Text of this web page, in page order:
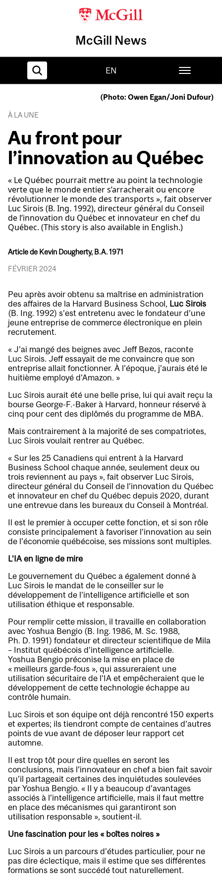
McGill News
EN
Home
(Photo: Owen Egan/Joni Dufour)
À LA UNE
Au front pour
l’innovation au Québec
« Le Québec pourrait mettre au point la technologie
verte que le monde entier s’arracherait ou encore
révolutionner le monde des transports », fait observer
Luc Sirois (B. Ing. 1992), directeur général du Conseil
de l’innovation du Québec et innovateur en chef du
Québec. (This story is also available in English.)
Article de Kevin Dougherty, B.A. 1971
FÉVRIER 2024
Peu après avoir obtenu sa maîtrise en administration
des affaires de la Harvard Business School, Luc Sirois
(B. Ing. 1992) s’est entretenu avec le fondateur d’une
jeune entreprise de commerce électronique en plein
recrutement.
« J’ai mangé des beignes avec Jeff Bezos, raconte
Luc Sirois. Jeff essayait de me convaincre que son
entreprise allait fonctionner. À l’époque, j’aurais été le
huitième employé d’Amazon. »
Luc Sirois aurait été une belle prise, lui qui avait reçu la
bourse George-F.-Baker à Harvard, honneur réservé à
cinq pour cent des diplômés du programme de MBA.
Mais contrairement à la majorité de ses compatriotes,
Luc Sirois voulait rentrer au Québec.
« Sur les 25 Canadiens qui entrent à la Harvard
Business School chaque année, seulement deux ou
trois reviennent au pays », fait observer Luc Sirois,
directeur général du Conseil de l’innovation du Québec
et innovateur en chef du Québec depuis 2020, durant
une entrevue dans les bureaux du Conseil à Montréal.
Il est le premier à occuper cette fonction, et si son rôle
consiste principalement à favoriser l’innovation au sein
de l’économie québécoise, ses missions sont multiples.
L’IA en ligne de mire
Le gouvernement du Québec a également donné à
Luc Sirois le mandat de le conseiller sur le
développement de l’intelligence artificielle et son
utilisation éthique et responsable.
Pour remplir cette mission, il travaille en collaboration
avec Yoshua Bengio (B. Ing. 1986, M. Sc. 1988,
Ph. D. 1991) fondateur et directeur scientifique de Mila
– Institut québécois d’intelligence artificielle.
Yoshua Bengio préconise la mise en place de
« meilleurs garde-fous », qui assureraient une
utilisation sécuritaire de l’IA et empêcheraient que le
développement de cette technologie échappe au
contrôle humain.
Luc Sirois et son équipe ont déjà rencontré 150 experts
et expertes; ils tiendront compte de centaines d’autres
points de vue avant de déposer leur rapport cet
automne.
Il est trop tôt pour dire quelles en seront les
conclusions, mais l’innovateur en chef a bien fait savoir
qu’il partageait certaines des inquiétudes soulevées
par Yoshua Bengio. « Il y a beaucoup d’avantages
associés à l’intelligence artificielle, mais il faut mettre
en place des mécanismes qui garantiront son
utilisation responsable », soutient-il.
Une fascination pour les « boîtes noires »
Luc Sirois a un parcours d’études particulier, pour ne
pas dire éclectique, mais il estime que ses différentes
formations se sont succédé tout naturellement.